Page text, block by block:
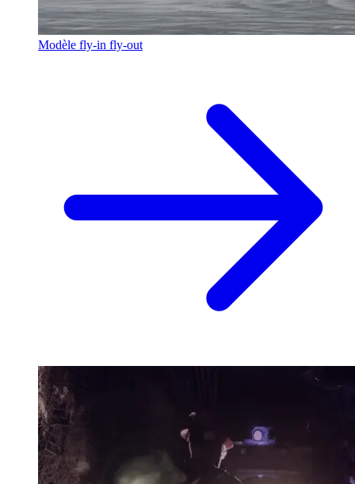
Modèle fly-in fly-out